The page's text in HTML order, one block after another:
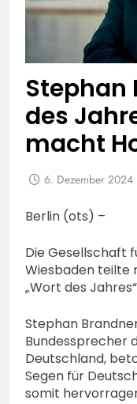
Stephan
des
macht
6. Dezember 2024
Berlin (ots) –
Die Gesellschaft
Wiesbaden teilte
„Wort des
Stephan
Bundessprecher
Deutschland,
Segen für
somit